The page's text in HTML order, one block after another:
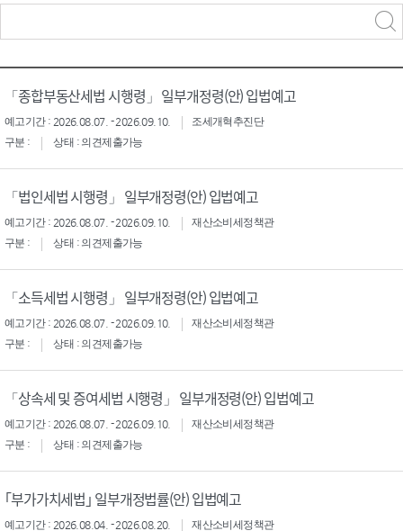
「종합부동산세법 시행령」 일부개정령(안) 입법예고
예고기간 : 2026.08.07. - 2026.09.10.
조세개혁추진단
구분 :
상태 : 의견제출가능
「법인세법 시행령」 일부개정령(안) 입법예고
예고기간 : 2026.08.07. - 2026.09.10.
재산소비세정책관
구분 :
상태 : 의견제출가능
「소득세법 시행령」 일부개정령(안) 입법예고
예고기간 : 2026.08.07. - 2026.09.10.
재산소비세정책관
구분 :
상태 : 의견제출가능
「상속세 및 증여세법 시행령」 일부개정령(안) 입법예고
예고기간 : 2026.08.07. - 2026.09.10.
재산소비세정책관
구분 :
상태 : 의견제출가능
｢부가가치세법｣ 일부개정법률(안) 입법예고
예고기간 : 2026.08.04. - 2026.08.20.
재산소비세정책관